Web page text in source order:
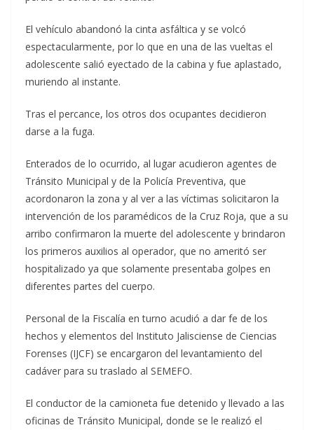
El vehículo abandonó la cinta asfáltica y se volcó
espectacularmente, por lo que en una de las vueltas el
adolescente salió eyectado de la cabina y fue aplastado,
muriendo al instante.
Tras el percance, los otros dos ocupantes decidieron
darse a la fuga.
Enterados de lo ocurrido, al lugar acudieron agentes de
Tránsito Municipal y de la Policía Preventiva, que
acordonaron la zona y al ver a las víctimas solicitaron la
intervención de los paramédicos de la Cruz Roja, que a su
arribo confirmaron la muerte del adolescente y brindaron
los primeros auxilios al operador, que no ameritó ser
hospitalizado ya que solamente presentaba golpes en
diferentes partes del cuerpo.
Personal de la Fiscalía en turno acudió a dar fe de los
hechos y elementos del Instituto Jalisciense de Ciencias
Forenses (IJCF) se encargaron del levantamiento del
cadáver para su traslado al SEMEFO.
El conductor de la camioneta fue detenido y llevado a las
oficinas de Tránsito Municipal, donde se le realizó el